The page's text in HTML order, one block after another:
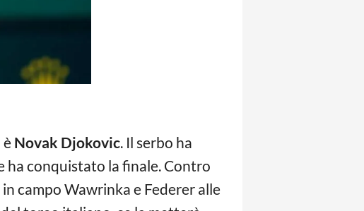
è Novak Djokovic. Il serbo ha
ha conquistato la finale. Contro
campo Wawrinka e Federer alle